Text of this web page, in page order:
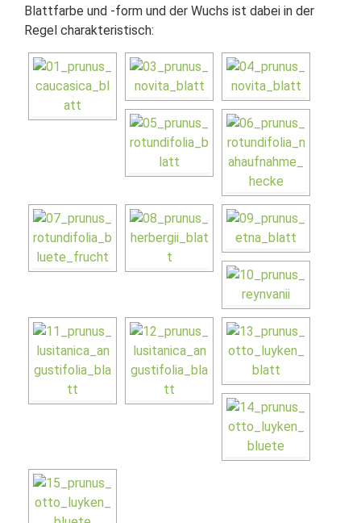
Blattfarbe und -form und der Wuchs ist dabei in der
Regel charakteristisch: